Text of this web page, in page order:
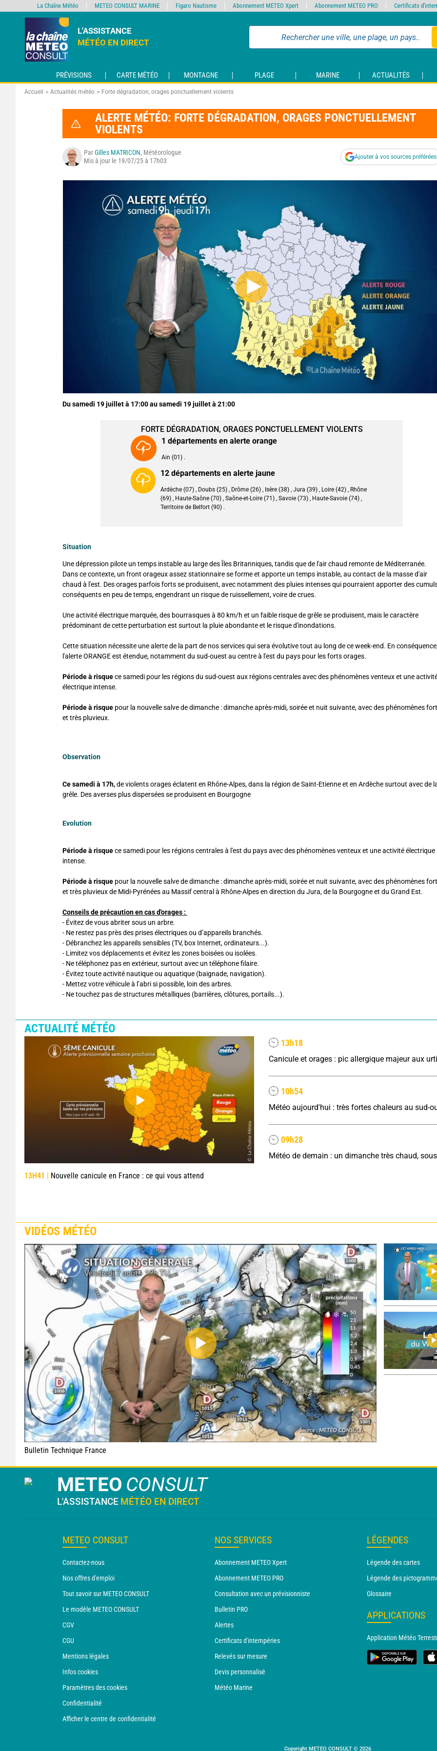
L'ASSISTANCE
MÉTÉO EN DIRECT
PRÉVISIONS CARTE MÉTÉO MONTAGNE PLAGE MARINE ACTUALITÉS
Accueil Actualités météo Forte dégradation, orages ponctuellement violents
ALERTE MÉTÉO: FORTE DÉGRADATION, ORAGES PONCTUELLEMENT
VIOLENTS
ParGilles MATRICON, Météorologue
Mis à jour le 19/07/25 à 17h03
Ajouter à vos sources préférées
Du samedi 19 juillet à 17:00 au samedi 19 juillet à 21:00
FORTE DÉGRADATION, ORAGES PONCTUELLEMENT VIOLENTS
1 départements en alerte orange
Ain (01) .
12 départements en alerte jaune
Ardèche (07) , Doubs (25) , Drôme (26) , Isère (38) , Jura (39) , Loire (42) , Rhône
(69) , Haute-Saône (70) , Saône-et-Loire (71) , Savoie (73) , Haute-Savoie (74) ,
Territoire de Belfort (90) .
Situation
Une dépression pilote un temps instable au large des Îles Britanniques, tandis que de l'air chaud remonte de Méditerranée.
Dans ce contexte, un front orageux assez stationnaire se forme et apporte un temps instable, au contact de la masse d'air
chaud à l'est. Des orages parfois forts se produisent, avec notamment des pluies intenses qui pourraient apporter des
conséquents en peu de temps, engendrant un risque de ruissellement, voire de crues.
Une activité électrique marquée, des bourrasques à 80 km/h et un faible risque de grêle se produisent, mais le caractère
prédominant de cette perturbation est surtout la pluie abondante et le risque d'inondations.
Cette situation nécessite une alerte de la part de nos services qui sera évolutive tout au long de ce week-end. En
l'alerte ORANGE est étendue, notamment du sud-ouest au centre à l'est du pays pour les forts orages.
Période à risquece samedi pour les régions du sud-ouest aux régions centrales avec des phénomènes venteux et une
électrique intense.
Période à risque pour la nouvelle salve de dimanche : dimanche après-midi, soirée et nuit suivante, avec des phénomènes
et très pluvieux.
Observation
Ce samedi à 17h,de violents orages éclatent en Rhône-Alpes, dans la région de Saint-Etienne et en Ardèche surtout avec de
grêle. Des averses plus dispersées se produisent en Bourgogne
Evolution
Période à risquece samedi pour les régions centrales à l'est du pays avec des phénomènes venteux et une activité électrique
intense.
Période à risque pour la nouvelle salve de dimanche : dimanche après-midi, soirée et nuit suivante, avec des phénomènes
et très pluvieux de Midi-Pyrénées au Massif central à Rhône-Alpes en direction du Jura, de la Bourgogne et du Grand Est.
Conseils de précaution en cas d'orages :
- Évitez de vous abriter sous un arbre.
- Ne restez pas près des prises électriques ou d’appareils branchés.
- Débranchez les appareils sensibles (TV, box Internet, ordinateurs...).
- Limitez vos déplacements et évitez les zones boisées ou isolées.
- Ne téléphonez pas en extérieur, surtout avec un téléphone filaire.
- Évitez toute activité nautique ou aquatique (baignade, navigation).
- Mettez votre véhicule à l’abri si possible, loin des arbres.
- Ne touchez pas de structures métalliques (barrières, clôtures, portails...).
ACTUALITÉ MÉTÉO
13H41 | Nouvelle canicule en France : ce qui vous attend
13h18
10h54
09h28
VIDÉOS MÉTÉO
Bulletin Technique France
METEO CONSULT
L'ASSISTANCE MÉTÉO EN DIRECT
METEO CONSULT
Contactez-nous
Nos offres d'emploi
Tout savoir sur METEO CONSULT
Le modèle METEO CONSULT
CGV
CGU
Mentions légales
Infos cookies
Paramètres des cookies
Confidentialité
Afficher le centre de confidentialité
NOS SERVICES
Abonnement METEO Xpert
Abonnement METEO PRO
Consultation avec un prévisionniste
Bulletin PRO
Alertes
Certificats d'intempéries
Relevés sur mesure
Devis personnalisé
Météo Marine
LÉGENDES
Légende des cartes
Légende des
Glossaire
APPLICATIONS
Application Météo
Copyright METEO CONSULT © 2026
La Chaîne Météo METEO CONSULT MARINE Figaro Nautisme Abonnement METEO Xpert Abonnement METEO PRO Certificats